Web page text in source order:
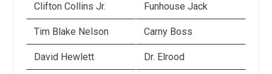
Clifton Collins Jr. Funhouse Jack
Tim Blake Nelson Carny Boss
David Hewlett Dr. Elrood